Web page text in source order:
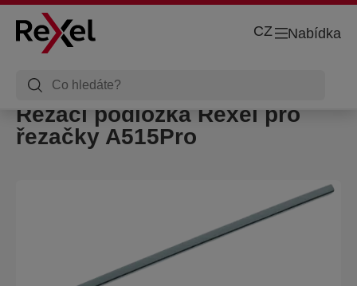
Nabídka
CZ
Řezací podložka Rexel pro
řezačky A515Pro